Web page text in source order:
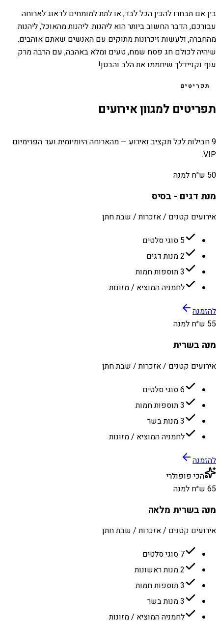
בין אם תבחרו להכין הכל לבד, או לתת למומחים לדאוג לארוחה
עבורכם, הדבר החשוב ביותר הוא ליהנות. ליהנות מהאוכל, ליהנות
מהחברה, ולעשות זיכרונות מתוקים עם האנשים שאתם אוהבים.
שיהיה לכולם חג פסח שמח, טעים ומלא באהבה, עם הרבה מרק
עוף וקניידלך שיחממו את הלב והבטן!
תפריטים
תפריטים למגוון אירועים
9 חבילות לכל תקציב ואירוע — מהארוחה היומיומית ועד הפרימיום
VIP.
50 ש״ח למנה
מנת דגים - בסיס
אירועים קטנים / אזכרות / שבת חתן
5 סוגי סלטים
2 מנות דגים
3 תוספות חמות
לחמניה המוציא / מזונות
להזמנה
55 ש״ח למנה
מנה בשרית
אירועים קטנים / אזכרות / שבת חתן
6 סוגי סלטים
3 תוספות חמות
3 מנות בשר
לחמניה המוציא / מזונות
להזמנה
הכי פופולרי
65 ש״ח למנה
מנה בשרית מלאה
אירועים קטנים / אזכרות / שבת חתן
7 סוגי סלטים
2 מנות ראשונות
3 תוספות חמות
3 מנות בשר
לחמניה המוציא / מזונות